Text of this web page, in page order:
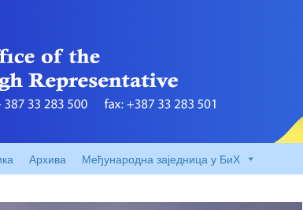
Архива Међународна заједница у БиХ